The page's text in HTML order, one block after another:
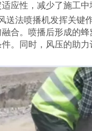
应性，减少了施工
法喷播机发挥关键
合。喷播后形成的
。同时，风压的助